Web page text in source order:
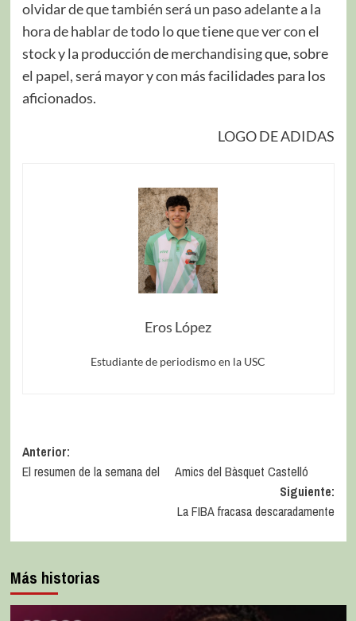
olvidar de que también será un paso adelante a la
hora de hablar de todo lo que tiene que ver con el
stock y la producción de merchandising que, sobre
el papel, será mayor y con más facilidades para los
aficionados.
LOGO DE ADIDAS
Eros López
Estudiante de periodismo en la USC
Anterior:
El resumen de la semana del Amics del Bàsquet Castelló
Siguiente:
La FIBA fracasa descaradamente
Más historias